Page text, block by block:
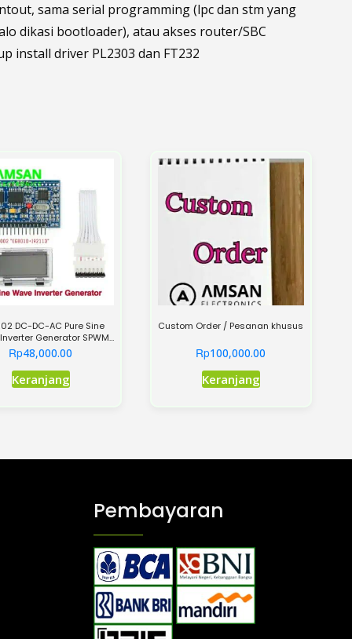
sama serial programming (lpc dan stm yang
dikasi bootloader), atau akses router/SBC
install driver PL2303 dan FT232
DC-DC-AC Pure Sine
Generator SPWM
Module Driver
Rp48,000.00
KeranjangProduk
ini
dapat
halaman
produk
Custom Order / Pesanan khusus
Rp100,000.00
Keranjang
Pembayaran